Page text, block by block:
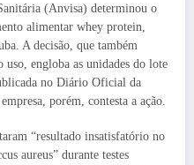
(Anvisa) determinou o
alimentar whey protein,
A decisão, que também
uso, engloba as unidades do lote
no Diário Oficial da
porém, contesta a ação.
“resultado insatisfatório no
aureus” durante testes